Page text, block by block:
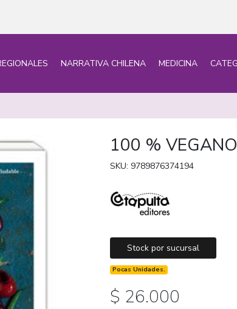
NARRATIVA CHILENA MEDICINA
100 %
SKU: 9789876374194
Stock por sucursal
Pocas Unidades.
$ 26.000